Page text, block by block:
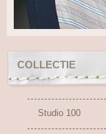
COLLECTIE
Studio 100